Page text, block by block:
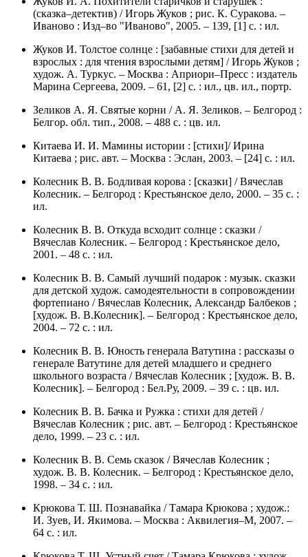
(сказка–детектив) / Игорь Жуков ; рис. К. Суракова. –
Иваново : Изд–во "Иваново", 2005. – 139, [1] с. : ил.
Жуков И. Толстое солнце : [забавные стихи для детей и
взрослых : для чтения взрослыми детям] / Игорь Жуков ;
худож. А. Туркус. – Москва : Априори–Пресс : издатель
Марина Сергеева, 2009. – 61, [2] с. : ил., цв. ил., портр.
Зеликов А. Я. Святые корни / А. Я. Зеликов. – Белгород :
Белгор. обл. тип., 2008. – 488 с. : цв. ил.
Китаева И. И. Мамины истории : [стихи]/ Ирина
Китаева ; рис. авт. – Москва : Эслан, 2003. – [24] с. : ил.
Колесник В. В. Бодливая корова : [сказки] / Вячеслав
Колесник. – Белгород : Крестьянское дело, 2000. – 35 с. :
ил.
Колесник В. В. Откуда всходит солнце : сказки /
Вячеслав Колесник. – Белгород : Крестьянское дело,
2001. – 48 с. : ил.
Колесник В. В. Самый лучший подарок : музык. сказки
для детской худож. самодеятельности в сопровождении
фортепиано / Вячеслав Колесник, Александр Балбеков ;
[худож. В. В.Колесник]. – Белгород : Крестьянское дело,
2004. – 72 с. : ил.
Колесник В. В. Юность генерала Ватутина : рассказы о
генерале Ватутине для детей младшего и среднего
школьного возраста / Вячеслав Колесник ; [худож. В. В.
Колесник]. – Белгород : Бел.Ру, 2009. – 39 с. : цв. ил.
Колесник В. В. Бачка и Ружка : стихи для детей /
Вячеслав Колесник ; рис. авт. – Белгород : Крестьянское
дело, 1999. – 23 с. : ил.
Колесник В. В. Семь сказок / Вячеслав Колесник ;
худож. В. В. Колесник. – Белгород : Крестьянское дело,
1998. – 34 с. : ил.
Крюкова Т. Ш. Познавайка / Тамара Крюкова ; худож.:
И. Зуев, И. Якимова. – Москва : Аквилегия–М, 2007. –
64 с. : ил.